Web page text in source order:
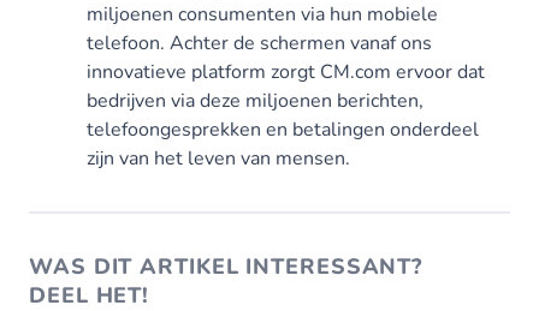
miljoenen consumenten via hun mobiele
telefoon. Achter de schermen vanaf ons
innovatieve platform zorgt CM.com ervoor dat
bedrijven via deze miljoenen berichten,
telefoongesprekken en betalingen onderdeel
zijn van het leven van mensen.
WAS DIT ARTIKEL INTERESSANT?
DEEL HET!